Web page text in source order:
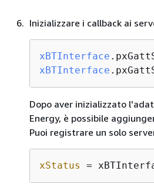
Inizializzare i callback ai
xBTInterface
xBTInterface
Dopo aver inizializzato
Energy, è possibile
Puoi registrare un solo
xStatus =